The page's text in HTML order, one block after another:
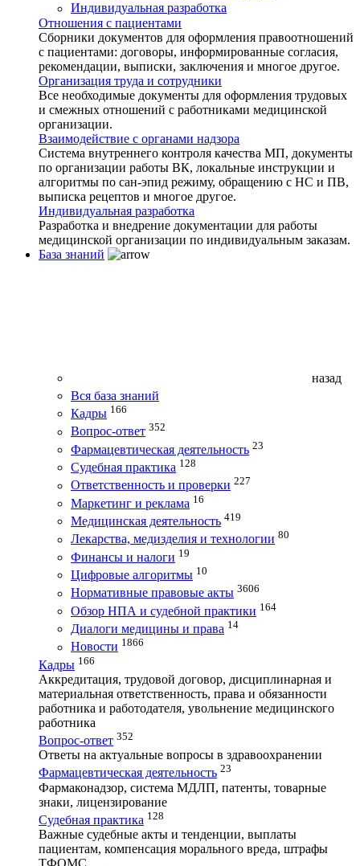
Индивидуальная разработка
Отношения с пациентами
Сборники документов для оформления правоотношений
с пациентами: договоры, информированные согласия,
рекомендации, выписки, заключения и многое другое.
Организация труда и сотрудники
Все необходимые документы для оформления трудовых
и смежных отношений с работниками медицинской
организации.
Взаимодействие с органами надзора
Система внутреннего контроля качества МП, документы
по организации работы ВК, локальные инструкции и
алгоритмы по сан-эпид режиму, обращению с НС и ПВ,
выписка рецептов и многое другое.
Индивидуальная разработка
Разработка и внедрение документации для работы
медицинской организации по индивидуальным заказам.
База знаний
назад
Вся база знаний
Кадры 166
Вопрос-ответ 352
Фармацевтическая деятельность 23
Судебная практика 128
Ответственность и проверки 227
Маркетинг и реклама 16
Медицинская деятельность 419
Лекарства, медизделия и технологии 80
Финансы и налоги 19
Цифровые алгоритмы 10
Нормативные правовые акты 3606
Обзор НПА и судебной практики 164
Диалоги медицины и права 14
Новости 1866
Кадры 166
Аккредитация, трудовой договор, дисциплинарная и
материальная ответственность, права и обязанности
работника и работодателя, увольнение медицинского
работника
Вопрос-ответ 352
Ответы на актуальные вопросы в здравоохранении
Фармацевтическая деятельность 23
Фармаконадзор, система МДЛП, патенты, товарные
знаки, лицензирование
Судебная практика 128
Важные судебные акты и тенденции, выплаты
пациентам, компенсация морального вреда, штрафы
ТФОМС